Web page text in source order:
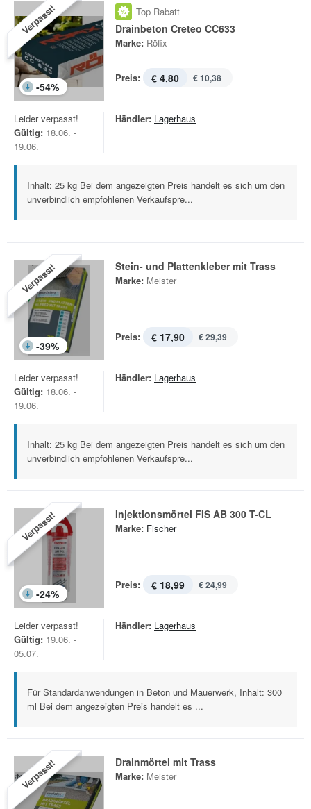
Verpasst!
-54%
Top Rabatt
Drainbeton Creteo CC633
Marke: Röfix
Preis: € 4,80 € 10,38
Leider verpasst!
Gültig: 18.06. -
19.06.
Händler: Lagerhaus
Inhalt: 25 kg Bei dem angezeigten Preis handelt es sich um den
unverbindlich empfohlenen Verkaufspre...
Verpasst!
-39%
Stein- und Plattenkleber mit Trass
Marke: Meister
Preis: € 17,90 € 29,39
Leider verpasst!
Gültig: 18.06. -
19.06.
Händler: Lagerhaus
Inhalt: 25 kg Bei dem angezeigten Preis handelt es sich um den
unverbindlich empfohlenen Verkaufspre...
Verpasst!
-24%
Injektionsmörtel FIS AB 300 T-CL
Marke: Fischer
Preis: € 18,99 € 24,99
Leider verpasst!
Gültig: 19.06. -
05.07.
Händler: Lagerhaus
Für Standardanwendungen in Beton und Mauerwerk, Inhalt: 300
ml Bei dem angezeigten Preis handelt es ...
Verpasst! Drainmörtel mit Trass
Marke: Meister